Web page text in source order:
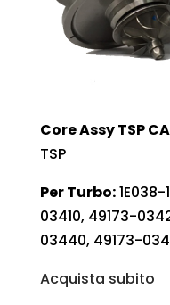
Core Assy TSP
TSP
Per Turbo:1E038-
03410, 49173-
03440, 49173-
Acquista subito